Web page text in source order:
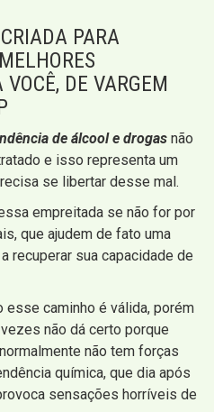
PARA
DE VARGEM
de álcool e drogas não
e isso representa um
se libertar desse mal.
empreitada se não for por
que ajudem de fato uma
recuperar sua capacidade de
caminho é válida, porém
não dá certo porque
não tem forças
química, que dia após
sensações horríveis de